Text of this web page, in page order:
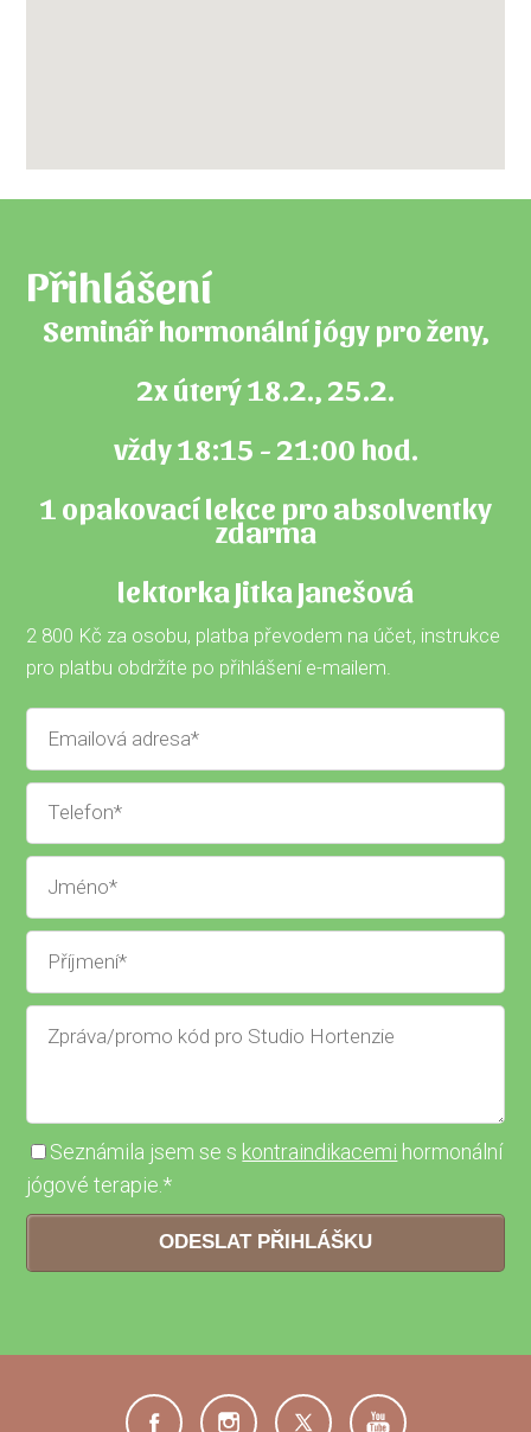
Přihlášení
Seminář hormonální jógy pro ženy,
2x úterý 18.2., 25.2.
vždy 18:15 - 21:00 hod.
1 opakovací lekce pro absolventky
zdarma
lektorka Jitka Janešová
2 800 Kč za osobu, platba převodem na účet, instrukce
pro platbu obdržíte po přihlášení e-mailem.
Seznámila jsem se s kontraindikacemi hormonální
jógové terapie.*
ODESLAT PŘIHLÁŠKU